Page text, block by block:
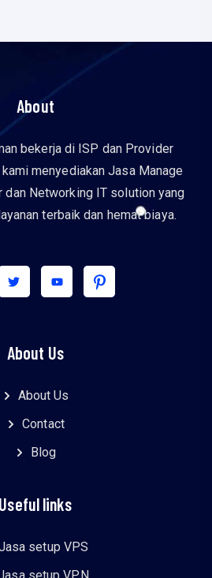
About
bekerja di ISP dan Provider
menyediakan Jasa Manage
dan Networking IT solution yang
terbaik dan hemat biaya.
About Us
About Us
Contact
Blog
Useful links
setup VPS